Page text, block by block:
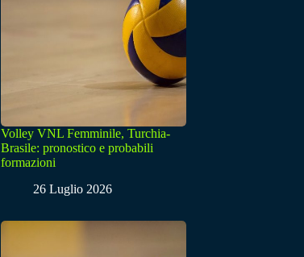
Volley VNL Femminile, Turchia-
Brasile: pronostico e probabili
formazioni
26 Luglio 2026